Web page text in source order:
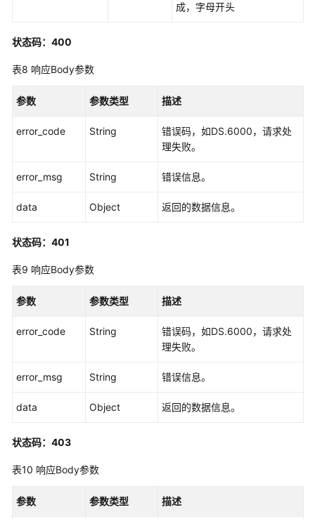
定
口
表
接
接
业
接
成，字母开头
状态码：400
表8 响应Body参数
参数 参数类型 描述
error_code String
错误码，如DS.6000，请求处
理失败。
error_msg String 错误信息。
data Object 返回的数据信息。
状态码：401
表9 响应Body参数
参数 参数类型 描述
error_code String
错误码，如DS.6000，请求处
理失败。
error_msg String 错误信息。
data Object 返回的数据信息。
状态码：403
表10 响应Body参数
参数 参数类型 描述